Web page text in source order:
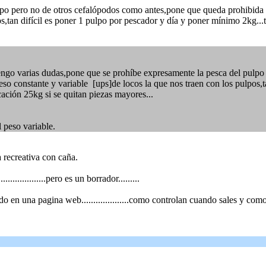
pero no de otros cefalópodos como antes,pone que queda
difícil es poner 1 pulpo por pescador y día y poner mínimo
varias dudas,pone que se prohíbe expresamente la pesca del
constante y variable [ups]de locos la que nos traen con los
25kg si se quitan piezas mayores...
variable.
recreativa con caña.
es un borrador.........
en una pagina web....................como controlan cuando sales y